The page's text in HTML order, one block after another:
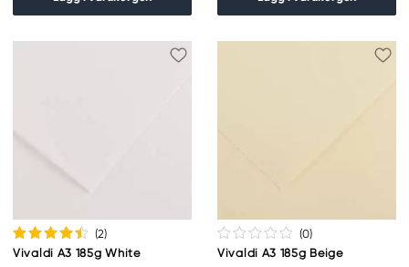
(2)
Vivaldi A3 185g White
(0)
Vivaldi A3 185g Beige